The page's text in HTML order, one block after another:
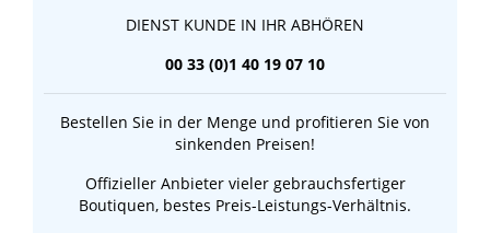
DIENST KUNDE IN IHR ABHÖREN
00 33 (0)1 40 19 07 10
Bestellen Sie in der Menge und profitieren Sie von
sinkenden Preisen!
Offizieller Anbieter vieler gebrauchsfertiger
Boutiquen, bestes Preis-Leistungs-Verhältnis.